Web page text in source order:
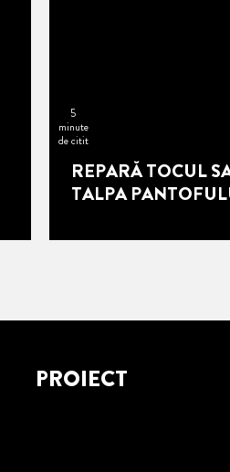
5
minute
de citit
REPARĂ TOCUL
TALPA
PROIECT